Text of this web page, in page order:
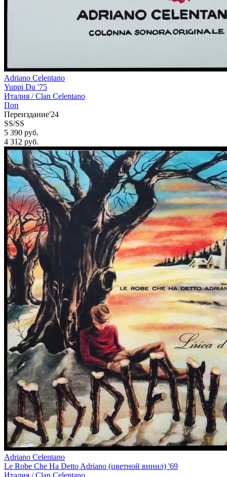
Adriano Celentano
Yuppi Du '75
Италия /Clan Celentano
Поп
Переиздание'24
SS/SS
5 390 руб.
4 312 руб.
Adriano Celentano
Le Robe Che Ha Detto Adriano (цветной винил) '69
Италия /Clan Celentano